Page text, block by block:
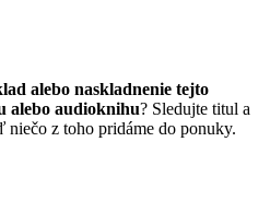
alebo naskladnenie tejto
alebo audioknihu? Sledujte titul a
niečo z toho pridáme do ponuky.